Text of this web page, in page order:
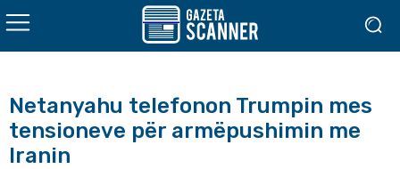
Netanyahu telefonon Trumpin mes
tensioneve për armëpushimin me
Iranin